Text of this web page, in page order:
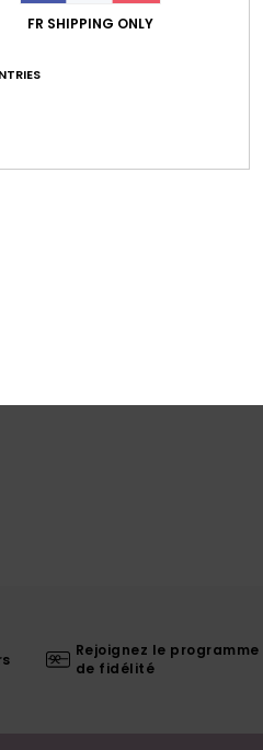
Rejoignez le programme
de fidélité
FR SHIPPING ONLY